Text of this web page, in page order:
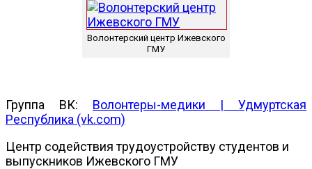
Волонтерский центр Ижевского
ГМУ
Группа ВК: Волонтеры-медики | Удмуртская
Республика (vk.com)
Центр содействия трудоустройству студентов и
выпускников Ижевского ГМУ